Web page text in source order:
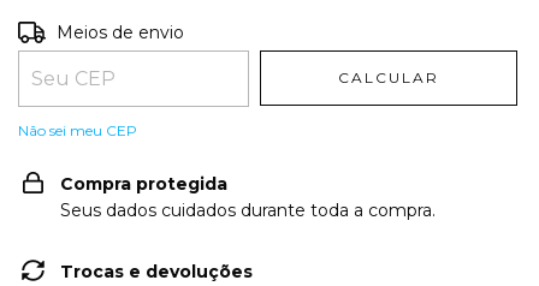
Entregas para o CEP:
Meios de envio
CALCULAR
Não sei meu CEP
Compra protegida
Seus dados cuidados durante toda a compra.
Trocas e devoluções